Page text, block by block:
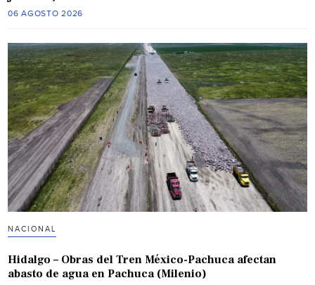
06 AGOSTO 2026
NACIONAL
Hidalgo – Obras del Tren México-Pachuca afectan
abasto de agua en Pachuca (Milenio)